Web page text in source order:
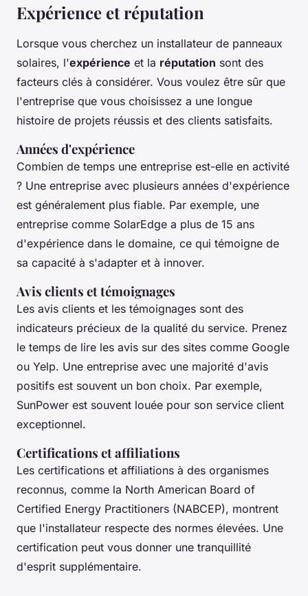
Expérience et réputation
Lorsque vous cherchez un installateur de panneaux
solaires, l'expérience et la réputation sont des
facteurs clés à considérer. Vous voulez être sûr que
l'entreprise que vous choisissez a une longue
histoire de projets réussis et des clients satisfaits.
Années d'expérience
Combien de temps une entreprise est-elle en activité
? Une entreprise avec plusieurs années d'expérience
est généralement plus fiable. Par exemple, une
entreprise comme SolarEdge a plus de 15 ans
d'expérience dans le domaine, ce qui témoigne de
sa capacité à s'adapter et à innover.
Avis clients et témoignages
Les avis clients et les témoignages sont des
indicateurs précieux de la qualité du service. Prenez
le temps de lire les avis sur des sites comme Google
ou Yelp. Une entreprise avec une majorité d'avis
positifs est souvent un bon choix. Par exemple,
SunPower est souvent louée pour son service client
exceptionnel.
Certifications et affiliations
Les certifications et affiliations à des organismes
reconnus, comme la North American Board of
Certified Energy Practitioners (NABCEP), montrent
que l'installateur respecte des normes élevées. Une
certification peut vous donner une tranquillité
d'esprit supplémentaire.